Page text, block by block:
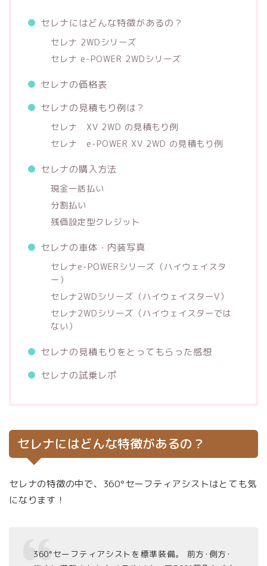
セレナにはどんな特徴があるの？
セレナ 2WDシリーズ
セレナ e-POWER 2WDシリーズ
セレナの価格表
セレナの見積もり例は？
セレナ XV 2WD の見積もり例
セレナ e-POWER XV 2WD の見積もり例
セレナの購入方法
現金一括払い
分割払い
残価設定型クレジット
セレナの車体・内装写真
セレナe-POWERシリーズ（ハイウェイスタ
ー）
セレナ2WDシリーズ（ハイウェイスターV）
セレナ2WDシリーズ（ハイウェイスターでは
ない）
セレナの見積もりをとってもらった感想
セレナの試乗レポ
セレナにはどんな特徴があるの？
セレナの特徴の中で、360°セーフティアシストはとても気
になります！
360°セーフティアシストを標準装備。 前方･側方･